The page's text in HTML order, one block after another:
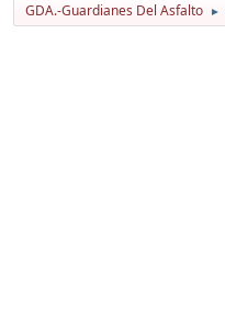
GDA.-Guardianes Del Asfalto ►